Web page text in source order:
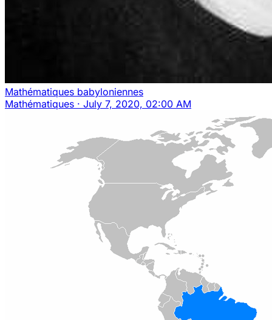
Mathématiques babyloniennes
Mathématiques · July 7, 2020, 02:00 AM